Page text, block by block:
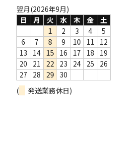
翌月(2026年9月)
日
月 火 水 木 金
土
1
2 3 4
5
6
7 8 9 10 11
12
13
14 15 16 17 18
19
20
21 22 23 24 25
26
27
28 29
30
(
発送業務休日)